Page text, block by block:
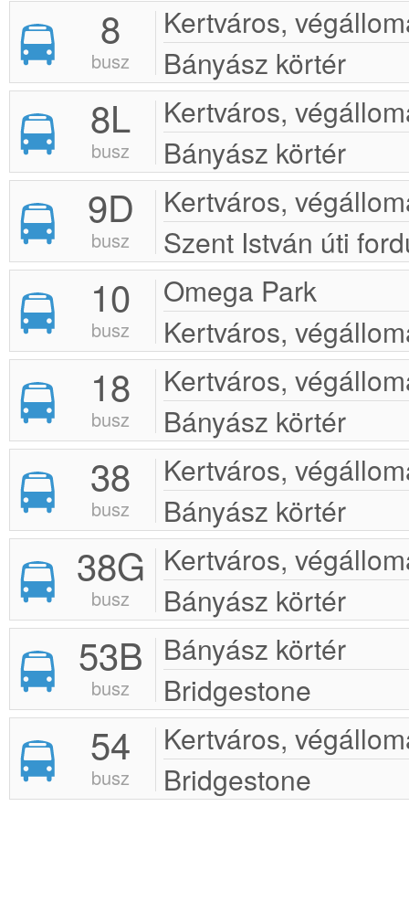
8
busz
Kertváros,
Bányász körtér
8L
busz
Kertváros,
Bányász körtér
9D
busz
Kertváros,
Szent István úti
10
busz
Omega Park
Kertváros,
18
busz
Kertváros,
Bányász körtér
38
busz
Kertváros,
Bányász körtér
38G
busz
Kertváros,
Bányász körtér
53B
busz
Bányász körtér
Bridgestone
54
busz
Kertváros,
Bridgestone